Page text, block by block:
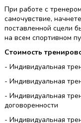
При работе с
самочувствие,
поставленной сцели
на всем спортивном
Стоимость
- Индивидуальная
- Индивидуальная
- Индивидуальная
договоренности
- Индивидуальная